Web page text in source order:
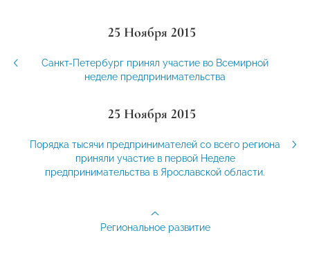
25 Ноября 2015
Санкт-Петербург принял участие во Всемирной
неделе предпринимательства
25 Ноября 2015
Порядка тысячи предпринимателей со всего региона
приняли участие в первой Неделе
предпринимательства в Ярославской области.
Региональное развитие